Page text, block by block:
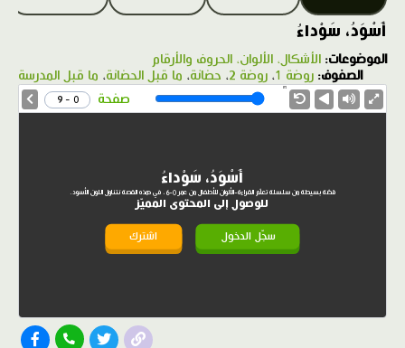
أَسْوَدُ، سَوْداءُ
الموضوعات: الأشكال، الألوان، الحروف والأرقام
الصفوف: روضة 1 ، روضة 2 ، حضانة، ما قبل الحضانة، ما قبل المدرسة
صفحة 0 - 9
أَسْوَدُ، سَوْداءُ
قصّة بسيطة من سلسلة تعلّم القراءة-الألوان للأطفال من عمر 0-6، في هذه القصة نتناول اللون الأسود.
للوصول إلى المحتوى المميّز
سجّل الدخول اشترك